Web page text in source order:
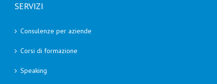
SERVIZI
Consulenze per aziende
Corsi di formazione
Speaking